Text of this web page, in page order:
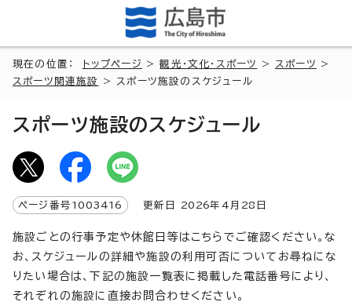
現在の位置： トップページ >観光・文化・スポーツ > スポーツ
>
スポーツ関連施設
> スポーツ施設のスケジュール
スポーツ施設のスケジュール
ページ番号 1003416 更新日 2026年4月 28 日
施設ごとの行事予定や休館日等はこちらでご確認ください。な
お、スケジュールの詳細や施設の利用可否についてお尋ねにな
りたい場合は、下記の施設一覧表に掲載した電話番号により、
それぞれの施設に直接お問合わせください。